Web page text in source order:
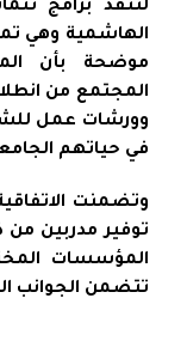
لننفذ برامج
الهاشمية وهي
موضحة بأن
المجتمع من
وورشات عمل
في حياتهم
وتضمنت
توفير مدربين من
المؤسسات
تتضمن الجوانب